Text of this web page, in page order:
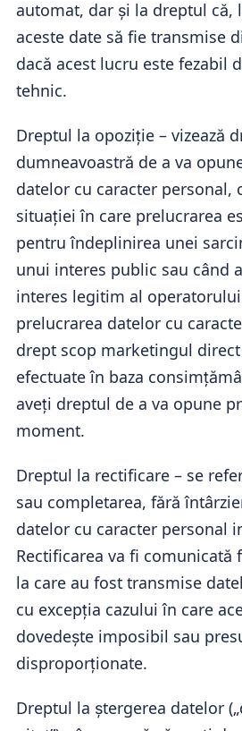
automat, dar și la dreptul că,
aceste date să fie transmise
dacă acest lucru este fezabil
tehnic.
Dreptul la opoziție – vizează
dumneavoastră de a va
datelor cu caracter personal,
situației în care prelucrarea
pentru îndeplinirea unei
unui interes public sau când
interes legitim al
prelucrarea datelor cu
drept scop marketingul
efectuate în baza
aveți dreptul de a va opune
moment.
Dreptul la rectificare – se
sau completarea, fără
datelor cu caracter personal
Rectificarea va fi comunicată
la care au fost transmise
cu excepția cazului în care
dovedește imposibil sau
disproporționate.
Dreptul la ștergerea datelor